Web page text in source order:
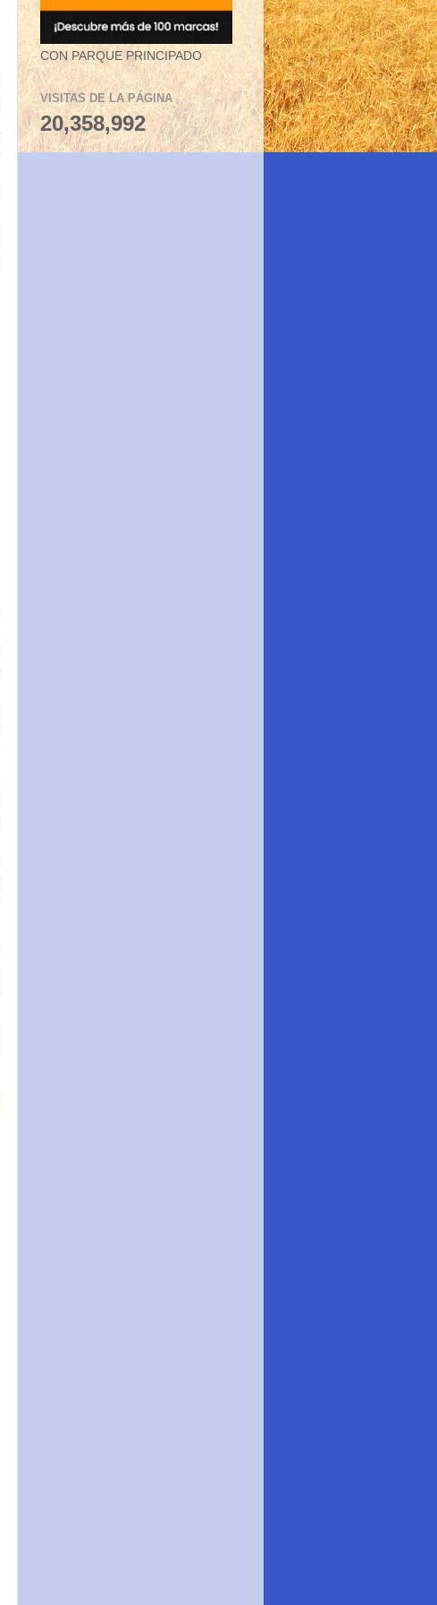
CON PARQUE PRINCIPADO
VISITAS DE LA PÁGINA
20,358,992